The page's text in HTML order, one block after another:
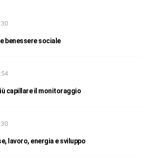
benessere sociale
capillare il monitoraggio
lavoro, energia e sviluppo